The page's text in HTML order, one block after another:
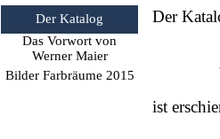
Der
ist
Menü überspringen
Der Katalog
Das Vorwort von
Werner Maier
Bilder Farbräume 2015